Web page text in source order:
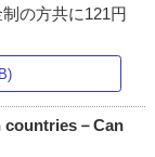
の方共に121円
countries－Can